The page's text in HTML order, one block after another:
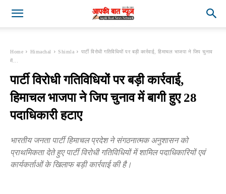
Home Himachal Shimla
पार्टी विरोधी गतिविधियों पर बड़ी कार्रवाई, हिमाचल भाजपा ने जिप चुनाव
में...
पार्टी विरोधी गतिविधियों पर बड़ी कार्रवाई,
हिमाचल भाजपा ने जिप चुनाव में बागी हुए 28
पदाधिकारी हटाए
भारतीय जनता पार्टी हिमाचल प्रदेश ने संगठनात्मक अनुशासन को
प्राथमिकता देते हुए पार्टी विरोधी गतिविधियों में शामिल पदाधिकारियों एवं
कार्यकर्ताओं के खिलाफ बड़ी कार्रवाई की है।